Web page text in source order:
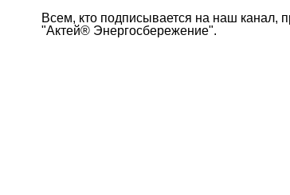
Всем, кто подписывается на наш канал,
"Актей® Энергосбережение".